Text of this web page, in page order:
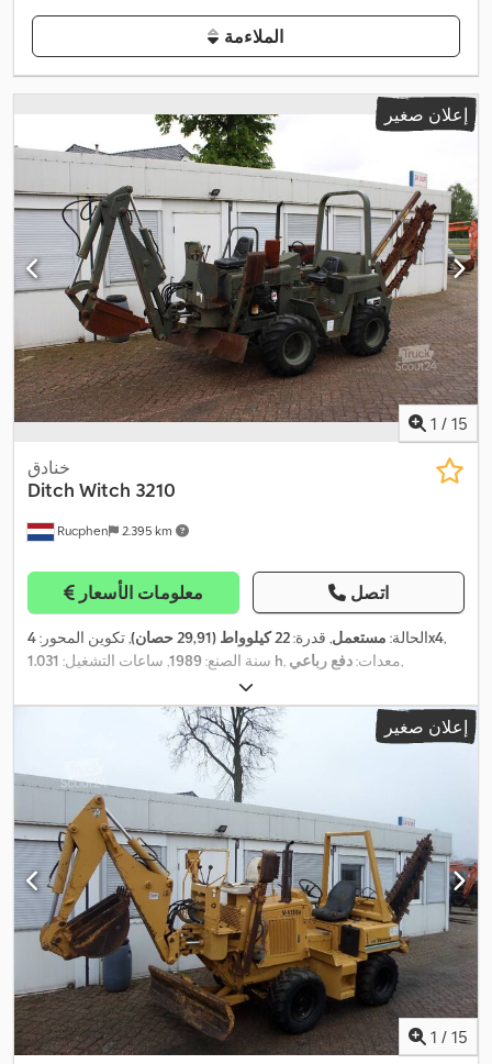
الملاءمة
إعلان صغير
1 / 15
Rucphen 2.395 km
خنادق
Ditch Witch 3210
معلومات الأسعار اتصل
الحالة: مستعمل, قدرة:22 كيلوواط (29,91 حصان) , تكوين المحور: 4x4,
سنة الصنع:1989, ساعات التشغيل: 1.031 h , معدات:دفع رباعي ,
إعلان صغير
1 / 15